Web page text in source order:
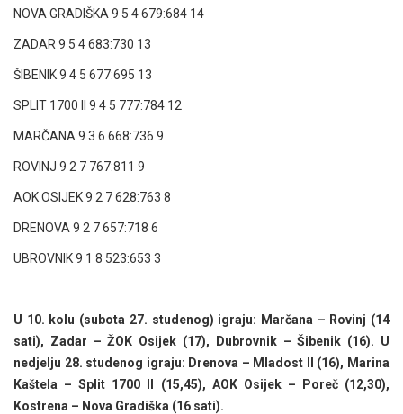
NOVA GRADIŠKA 9 5 4 679:684 14
ZADAR 9 5 4 683:730 13
ŠIBENIK 9 4 5 677:695 13
SPLIT 1700 II 9 4 5 777:784 12
MARČANA 9 3 6 668:736 9
ROVINJ 9 2 7 767:811 9
AOK OSIJEK 9 2 7 628:763 8
DRENOVA 9 2 7 657:718 6
UBROVNIK 9 1 8 523:653 3
U 10. kolu (subota 27. studenog) igraju: Marčana – Rovinj (14
sati), Zadar – ŽOK Osijek (17), Dubrovnik – Šibenik (16). U
nedjelju 28. studenog igraju: Drenova – Mladost II (16), Marina
Kaštela – Split 1700 II (15,45), AOK Osijek – Poreč (12,30),
Kostrena – Nova Gradiška (16 sati).